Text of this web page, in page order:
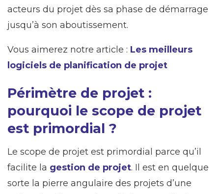
acteurs du projet dès sa phase de démarrage
jusqu’à son aboutissement.
Vous aimerez notre article : Les meilleurs
logiciels de planification de projet
Périmètre de projet :
pourquoi le scope de projet
est primordial ?
Le scope de projet est primordial parce qu’il
facilite la gestion de projet. Il est en quelque
sorte la pierre angulaire des projets d’une